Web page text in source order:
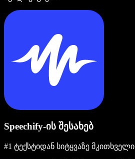
Speechify-ის შესახებ
#1 ტექსტიდან სიტყვაზე მკითხველი